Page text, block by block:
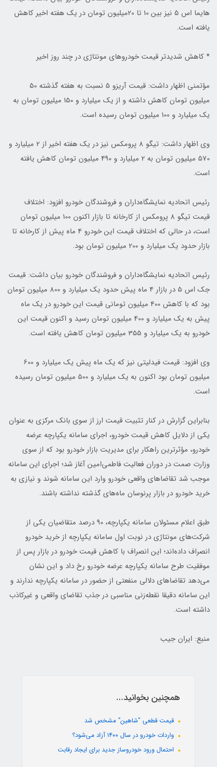
هایما اس 5 نیز بین 10 تا 20میلیون تومان در یک هفته اخیر کاهش
یافته است.
*‌ کاهش شدیدتر قیمت خودروهای مونتاژی در چند روز اخیر
مؤتمنی اظهار داشت: قیمت آریزو 5 نسبت به هفته گذشته 50
میلیون تومان کاهش داشته و از یک میلیارد و 150 میلیون تومان به
یک میلیارد و 100 میلیون تومان رسیده است.
وی اظهار داشت: تیگو 8 پرومکس نیز در یک هفته اخیر از 2 میلیارد و
570 میلیون تومان به 2 میلیارد و 490 میلیون تومان کاهش یافته
است.
رئیس اتحادیه نمایشگاه‌داران و فروشندگان خودرو افزود: اختلاف
قیمت تیگو 8 پرومکس از کارخانه تا بازار اکنون 100 میلیون تومان
است، در حالی که اختلاف قیمت این خودرو 4 ماه پیش از کارخانه تا
بازار حدود یک میلیارد و 200 میلیون تومان بود.
رئیس اتحادیه نمایشگاه‌داران و فروشندگان خودرو‌ بیان داشت: قیمت
جک اس 5 در بازار 4 ماه پیش حدود یک میلیارد و 800 میلیون تومان
بود که با کاهش 400 میلیون تومانی قیمت این خودرو در یک ماه
پیش به یک میلیارد و 400 میلیون تومان رسید و اکنون قیمت این
خودرو به یک میلیارد و 355 میلیون تومان کاهش یافته است.
وی افزود: قیمت فیدلیتی نیز که یک ماه پیش یک میلیارد و 600
میلیون تومان بود اکنون به یک میلیارد و 500 میلیون تومان رسیده
است.
بنابراین گزارش در کنار تثبیت قیمت ارز از سوی بانک مرکزی به عنوان
یکی از دلایل کاهش قیمت خودرو، اجرای سامانه یکپارچه عرضه
خودرو، مؤثرترین راهکار برای مدیریت بازار خودرو بود که از سوی
وزارت صمت در دوران فعالیت فاطمی‌امین آغاز شد؛ اجرای این سامانه
موجب شد تقاضاهای واقعی خودرو وارد این سامانه شوند و نیازی به
خرید خودرو در بازار پرنوسان ماه‌های گذشته نداشته باشند.
طبق اعلام مسئولان سامانه یکپارچه، 90 درصد متقاضیان یکی از
شرکت‌های مونتاژی در نوبت اول سامانه یکپارچه از خرید خودرو
انصراف داده‌اند؛ این انصراف با کاهش قیمت خودرو در بازار پس از
موفقیت طرح سامانه یکپارچه عرضه خودرو رخ داد و این نشان
می‌دهد تقاضاهای دلالی منفعتی از حضور در سامانه یکپارچه ندارند و
این سامانه دقیقا نقطه‌زنی مناسبی در جذب تقاضای واقعی و غیرکاذب
داشته است.
منبع: ایران جیب
همچنین بخوانید...
قیمت قطعی "شاهین" مشخص شد
واردات خودرو در سال ۱۴۰۰ آزاد می‌شود؟
احتمال ورود خودروساز جدید برای ایجاد رقابت